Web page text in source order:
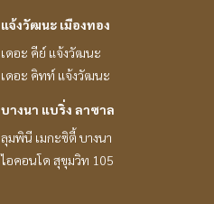
แจ้งวัฒนะ เมืองทอง
เดอะ คีย์ แจ้งวัฒนะ
เดอะ คิทท์ แจ้งวัฒนะ
บางนา แบริ่ง ลาซาล
ลุมพินี เมกะซิตี้ บางนา
ไอคอนโด สุขุมวิท 105